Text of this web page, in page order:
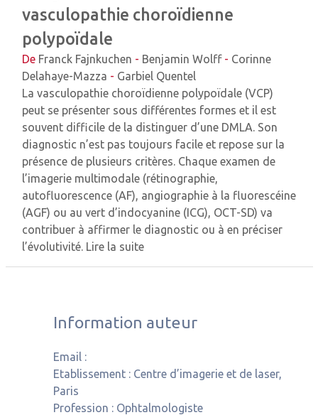
vasculopathie choroïdienne
polypoïdale
De Franck Fajnkuchen - Benjamin Wolff- Corinne
Delahaye-Mazza - Garbiel Quentel
La vasculopathie choroïdienne polypoïdale (VCP)
peut se présenter sous différentes formes et il est
souvent difficile de la distinguer d’une DMLA. Son
diagnostic n’est pas toujours facile et repose sur la
présence de plusieurs critères. Chaque examen de
l’imagerie multimodale (rétinographie,
autofluorescence (AF), angiographie à la fluorescéine
(AGF) ou au vert d’indocyanine (ICG), OCT-SD) va
contribuer à affirmer le diagnostic ou à en préciser
l’évolutivité. Lire la suite
Information auteur
Email :
Etablissement : Centre d’imagerie et de laser,
Paris
Profession : Ophtalmologiste